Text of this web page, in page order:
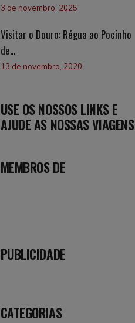
3 de novembro, 2025
Visitar o Douro: Régua ao Pocinho
de...
13 de novembro, 2020
USE OS NOSSOS LINKS E
AJUDE AS NOSSAS VIAGENS
MEMBROS DE
PUBLICIDADE
CATEGORIAS